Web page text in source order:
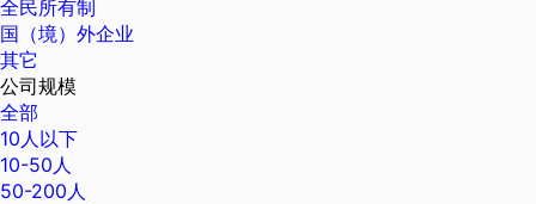
全民所有制
国（境）外企业
其它
公司规模
全部
10人以下
10-50人
50-200人